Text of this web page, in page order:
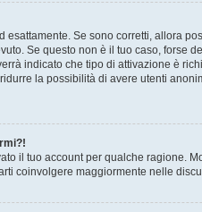
esattamente. Se sono corretti, allora
Se questo non è il tuo caso, forse
indicato che tipo di attivazione è
la possibilità di avere utenti
il tuo account per qualche ragione.
coinvolgere maggiormente nelle